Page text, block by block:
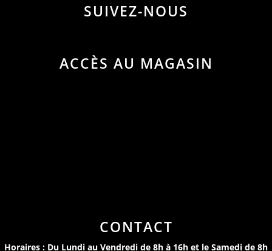
SUIVEZ-NOUS
ACCÈS AU MAGASIN
CONTACT
Horaires : Du Lundi au Vendredi de 8h à 16h et le Samedi de 8h